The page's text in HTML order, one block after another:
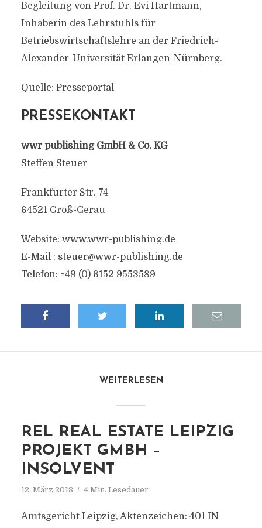
Begleitung von Prof. Dr. Evi Hartmann,
Inhaberin des Lehrstuhls für
Betriebswirtschaftslehre an der Friedrich-
Alexander-Universität Erlangen-Nürnberg.
Quelle: Presseportal
PRESSEKONTAKT
wwr publishing GmbH & Co. KG
Steffen Steuer
Frankfurter Str. 74
64521 Groß-Gerau
Website: www.wwr-publishing.de
E-Mail : steuer@wwr-publishing.de
Telefon: +49 (0) 6152 9553589
WEITERLESEN
REL REAL ESTATE LEIPZIG
PROJEKT GMBH –
INSOLVENT
12. März 2018 4 Min. Lesedauer
Amtsgericht Leipzig, Aktenzeichen: 401 IN